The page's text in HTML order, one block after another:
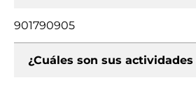
901790905
¿Cuáles son sus